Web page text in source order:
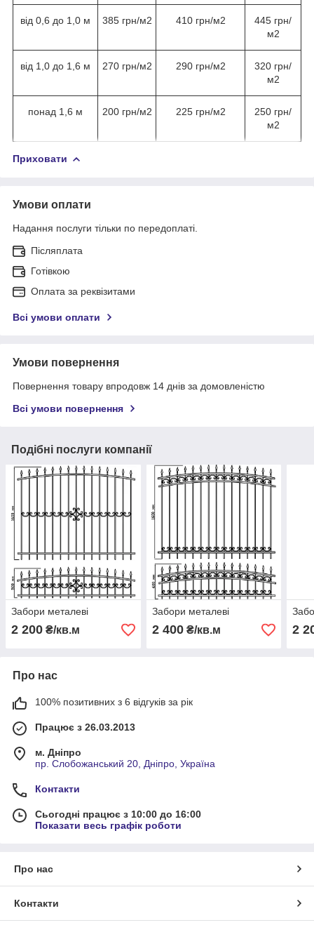
від 0,6 до 1,0 м 385 грн/м2 410 грн/м2
445 грн/
м2
від 1,0 до 1,6 м 270 грн/м2 290 грн/м2
320 грн/
м2
понад 1,6 м 200 грн/м2 225 грн/м2
250 грн/
м2
Приховати
Умови оплати
Надання послуги тільки по передоплаті.
Післяплата
Готівкою
Оплата за реквізитами
Всі умови оплати
Умови повернення
Повернення товару впродовж 14 днів за домовленістю
Всі умови повернення
Подібні послуги компанії
Забори металеві
2 200 ₴/кв.м
Забори металеві
2 400₴/кв.м 2
Про нас
100% позитивних з 6 відгуків за рік
Працює з 26.03.2013
м. Дніпро
пр. Слобожанський 20, Дніпро, Україна
Контакти
Сьогодні працює з 10:00 до 16:00
Показати весь графік роботи
Про нас
Контакти